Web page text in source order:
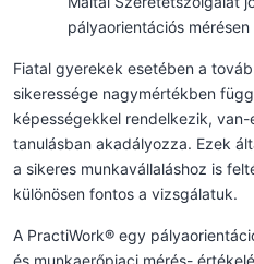
pályaorientációs
Fiatal gyerekek esetében a
sikeressége nagymértékben
képességekkel rendelkezik,
tanulásban akadályozza. Ezek
a sikeres munkavállaláshoz is
különösen fontos a vizsgálatuk.
A PractiWork® egy
és munkaerőpiaci mérés-